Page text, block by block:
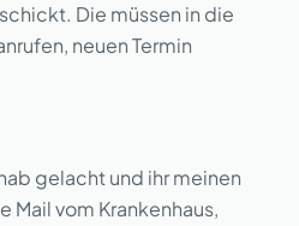
Die müssen in die
neuen Termin
gelacht und ihr meinen
Mail vom Krankenhaus,